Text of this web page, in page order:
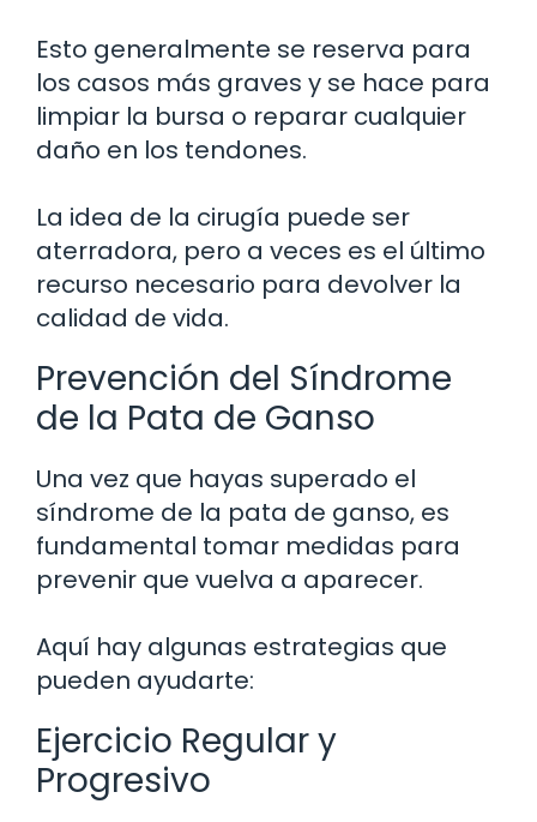
Esto generalmente se reserva para
los casos más graves y se hace para
limpiar la bursa o reparar cualquier
daño en los tendones.
La idea de la cirugía puede ser
aterradora, pero a veces es el último
recurso necesario para devolver la
calidad de vida.
Prevención del Síndrome
de la Pata de Ganso
Una vez que hayas superado el
síndrome de la pata de ganso, es
fundamental tomar medidas para
prevenir que vuelva a aparecer.
Aquí hay algunas estrategias que
pueden ayudarte:
Ejercicio Regular y
Progresivo